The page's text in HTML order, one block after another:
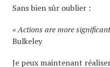
Sans bien sûr oublier :
« Actions are more
Bulkeley
Je peux maintenant